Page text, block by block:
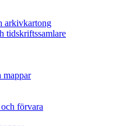
arkivkartong
tidskriftssamlare
mappar
förvara